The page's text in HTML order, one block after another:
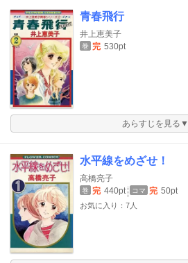
青春飛行
井上恵美子
巻 完 530pt
あらすじを見る▼
水平線をめざせ！
高橋亮子
巻 完 440pt コマ 完 50pt
お気に入り：7人